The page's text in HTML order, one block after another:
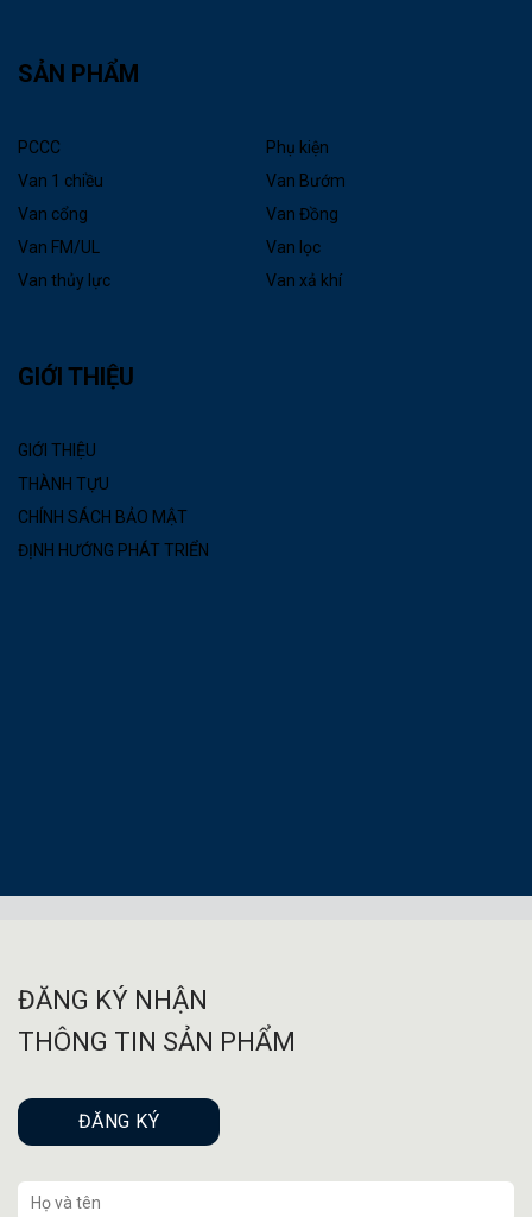
SẢN PHẨM
PCCC
Phụ kiện
Van 1 chiều
Van Bướm
Van cổng
Van Đồng
Van FM/UL
Van lọc
Van thủy lực
Van xả khí
GIỚI THIỆU
GIỚI THIỆU
THÀNH TỰU
CHÍNH SÁCH BẢO MẬT
ĐỊNH HƯỚNG PHÁT TRIỂN
ĐĂNG KÝ NHẬN
THÔNG TIN SẢN PHẨM